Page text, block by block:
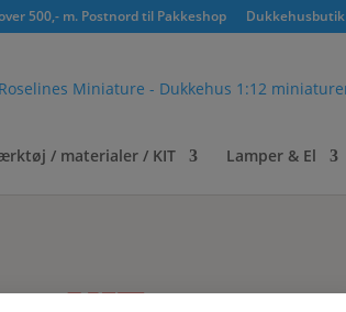
500,- m. Postnord til Pakkeshop Dukkehusbutik
/ materialer / KIT Lamper & El